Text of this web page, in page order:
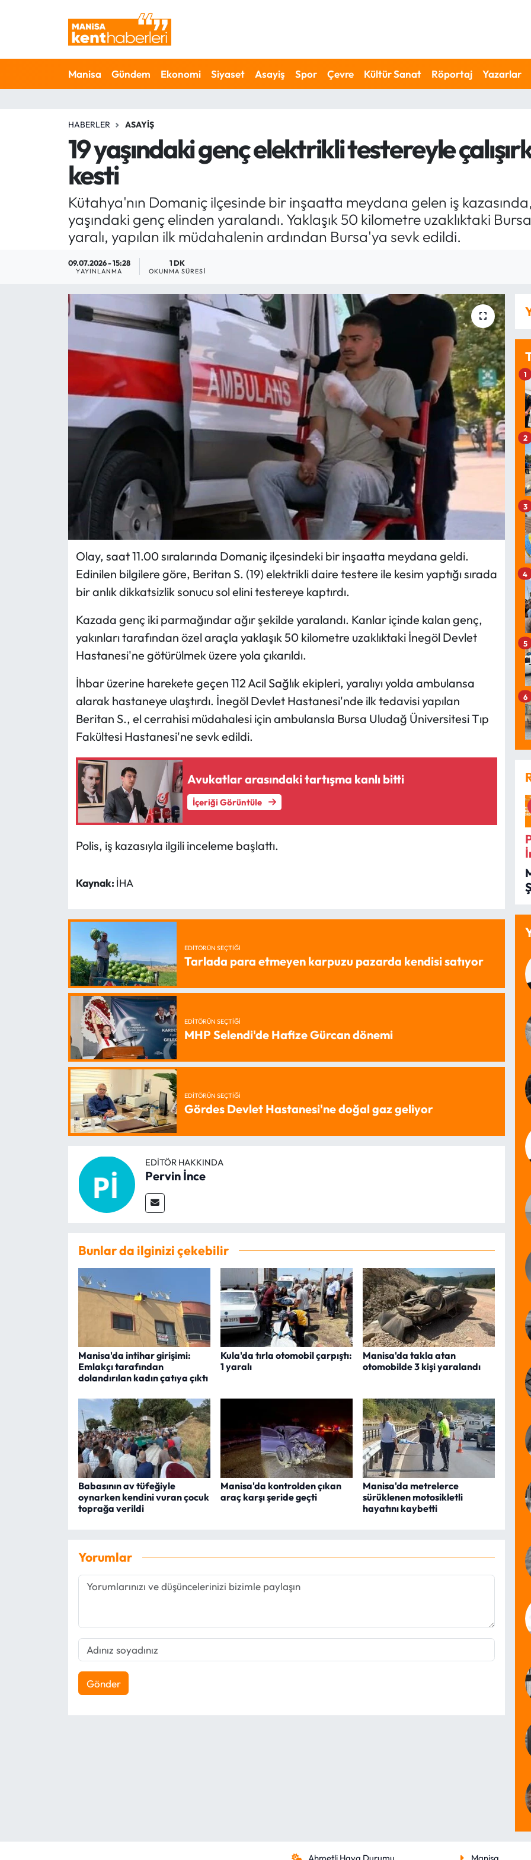
Manisa Gündem Ekonomi Siyaset Asayiş Spor Çevre Kültür Sanat Röportaj Yazarlar
HABERLER ASAYIŞ
19 yaşındaki genç elektrikli testereyle
kesti
Kütahya'nın Domaniç ilçesinde bir inşaatta meydana gelen iş
yaşındaki genç elinden yaralandı. Yaklaşık 50 kilometre uzaklıktaki
yaralı, yapılan ilk müdahalenin ardından Bursa'ya sevk edildi.
09.07.2026 - 15:28
YAYINLANMA
1 DK
OKUNMA SÜRESI
Olay, saat 11.00 sıralarında Domaniç ilçesindeki bir inşaatta meydana geldi.
Edinilen bilgilere göre, Beritan S. (19) elektrikli daire testere ile kesim yaptığı sırada
bir anlık dikkatsizlik sonucu sol elini testereye kaptırdı.
Kazada genç iki parmağındar ağır şekilde yaralandı. Kanlar içinde kalan genç,
yakınları tarafından özel araçla yaklaşık 50 kilometre uzaklıktaki İnegöl Devlet
Hastanesi'ne götürülmek üzere yola çıkarıldı.
İhbar üzerine harekete geçen 112 Acil Sağlık ekipleri, yaralıyı yolda ambulansa
alarak hastaneye ulaştırdı. İnegöl Devlet Hastanesi'nde ilk tedavisi yapılan
Beritan S., el cerrahisi müdahalesi için ambulansla Bursa Uludağ Üniversitesi Tıp
Fakültesi Hastanesi'ne sevk edildi.
Avukatlar arasındaki tartışma kanlı bitti
İçeriği Görüntüle
Polis, iş kazasıyla ilgili inceleme başlattı.
Kaynak: İHA
EDITÖRÜN SEÇTIĞI
Tarlada para etmeyen karpuzu pazarda kendisi satıyor
EDITÖRÜN SEÇTIĞI
MHP Selendi'de Hafize Gürcan dönemi
EDITÖRÜN SEÇTIĞI
Gördes Devlet Hastanesi'ne doğal gaz geliyor
EDITÖR HAKKINDA
Pervin İnce
Bunlar da ilginizi çekebilir
Manisa'da intihar girişimi:
Emlakçı tarafından
dolandırılan kadın çatıya çıktı
Kula'da tırla otomobil çarpıştı:
1 yaralı
Manisa'da takla atan
otomobilde 3 kişi yaralandı
Babasının av tüfeğiyle
oynarken kendini vuran çocuk
toprağa verildi
Manisa'da kontrolden çıkan
araç karşı şeride geçti
Manisa'da metrelerce
sürüklenen motosikletli
hayatını kaybetti
Yorumlar
Gönder
1
2
3
4
5
6
Ahmetli Hava Durumu Manisa
Ahmetli Hava Durumu
Ahmetli Trafik Yoğunluk Haritası
Son Dakika Haberleri
Haber Arşivi